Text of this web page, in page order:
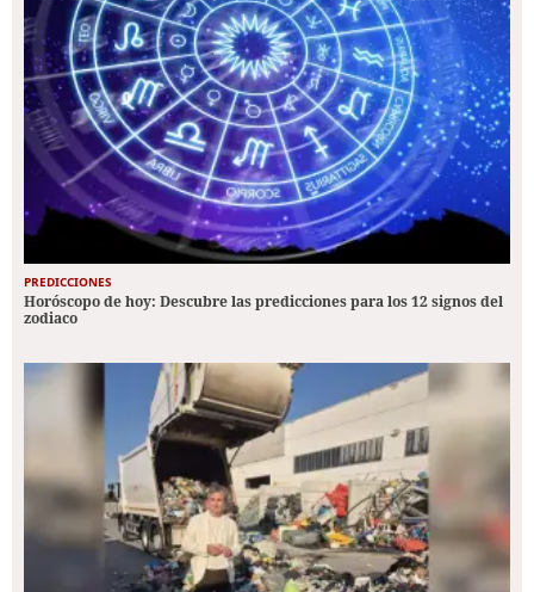
PREDICCIONES
Horóscopo de hoy: Descubre las predicciones para los 12 signos del
zodiaco